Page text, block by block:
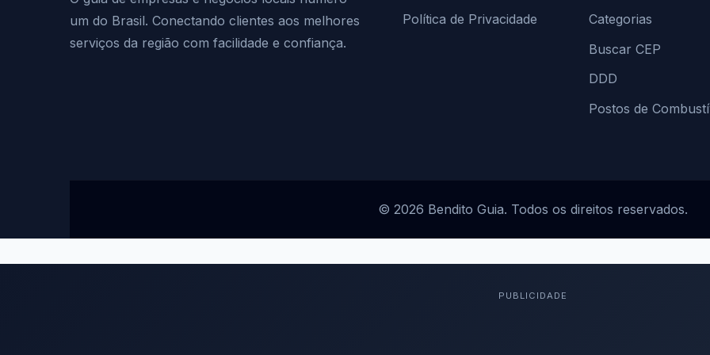
um do Brasil. Conectando clientes aos melhores
serviços da região com facilidade e confiança.
Política de Privacidade
Categorias
Buscar CEP
DDD
Postos de
© 2026 Bendito Guia. Todos os direitos reservados.